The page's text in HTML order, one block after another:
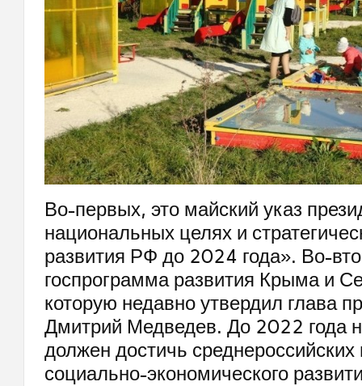
Во-первых, это майский указ
национальных целях и
развития РФ до 2024 года». Во-
госпрограмма развития Крыма и
которую недавно утвердил глава
Дмитрий Медведев. До 2022 года
должен достичь среднероссийских
социально-экономического